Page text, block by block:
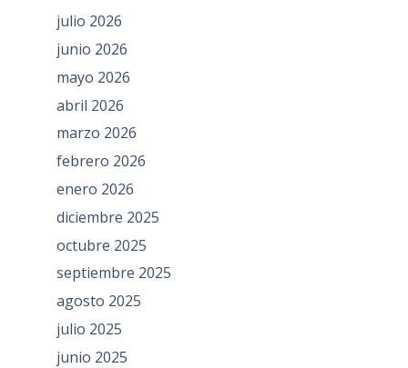
julio 2026
junio 2026
mayo 2026
abril 2026
marzo 2026
febrero 2026
enero 2026
diciembre 2025
octubre 2025
septiembre 2025
agosto 2025
julio 2025
junio 2025